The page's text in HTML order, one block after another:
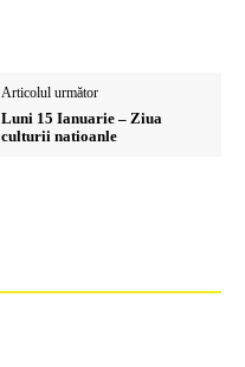
Articolul următor
Luni 15 Ianuarie – Ziua
culturii natioanle